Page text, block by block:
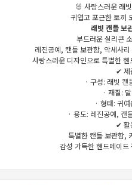
🐰 사랑스러운 래
귀엽고 포근한 토끼
래빗 캔들 보
부드러운 실리콘
레진공예, 캔들 보관함, 악세사
사랑스러운 디자인으로 특별한
✔ 제
· 구성: 래빗 캔
· 재질:
· 형태: 귀
· 용도: 레진공예, 캔
✔ 활
특별한 캔들 보관함,
감성 가득한 핸드메이드